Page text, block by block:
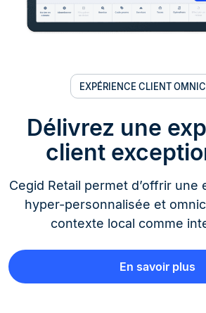
EXPÉRIENCE CLIENT
Délivrez une
client
Cegid Retail permet d’offrir une
hyper-personnalisée et
contexte local comme
En savoir plus